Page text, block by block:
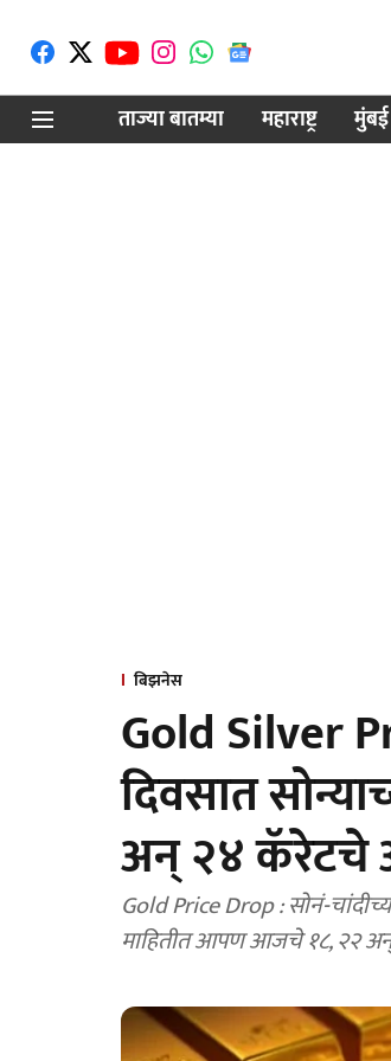
ताज्या बातम्या
महाराष्ट्र
बिझनेस
Gold Silver
दिवसात
अन् २४
Gold Price Drop : सोनं-
माहितीत आपण आजचे १८, २२